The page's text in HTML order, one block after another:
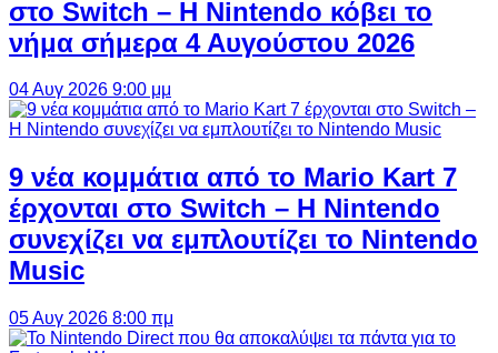
στο Switch – Η Nintendo κόβει το
νήμα σήμερα 4 Αυγούστου 2026
04 Αυγ 2026 9:00 μμ
9 νέα κομμάτια από το Mario Kart 7
έρχονται στο Switch – Η Nintendo
συνεχίζει να εμπλουτίζει το Nintendo
Music
05 Αυγ 2026 8:00 πμ